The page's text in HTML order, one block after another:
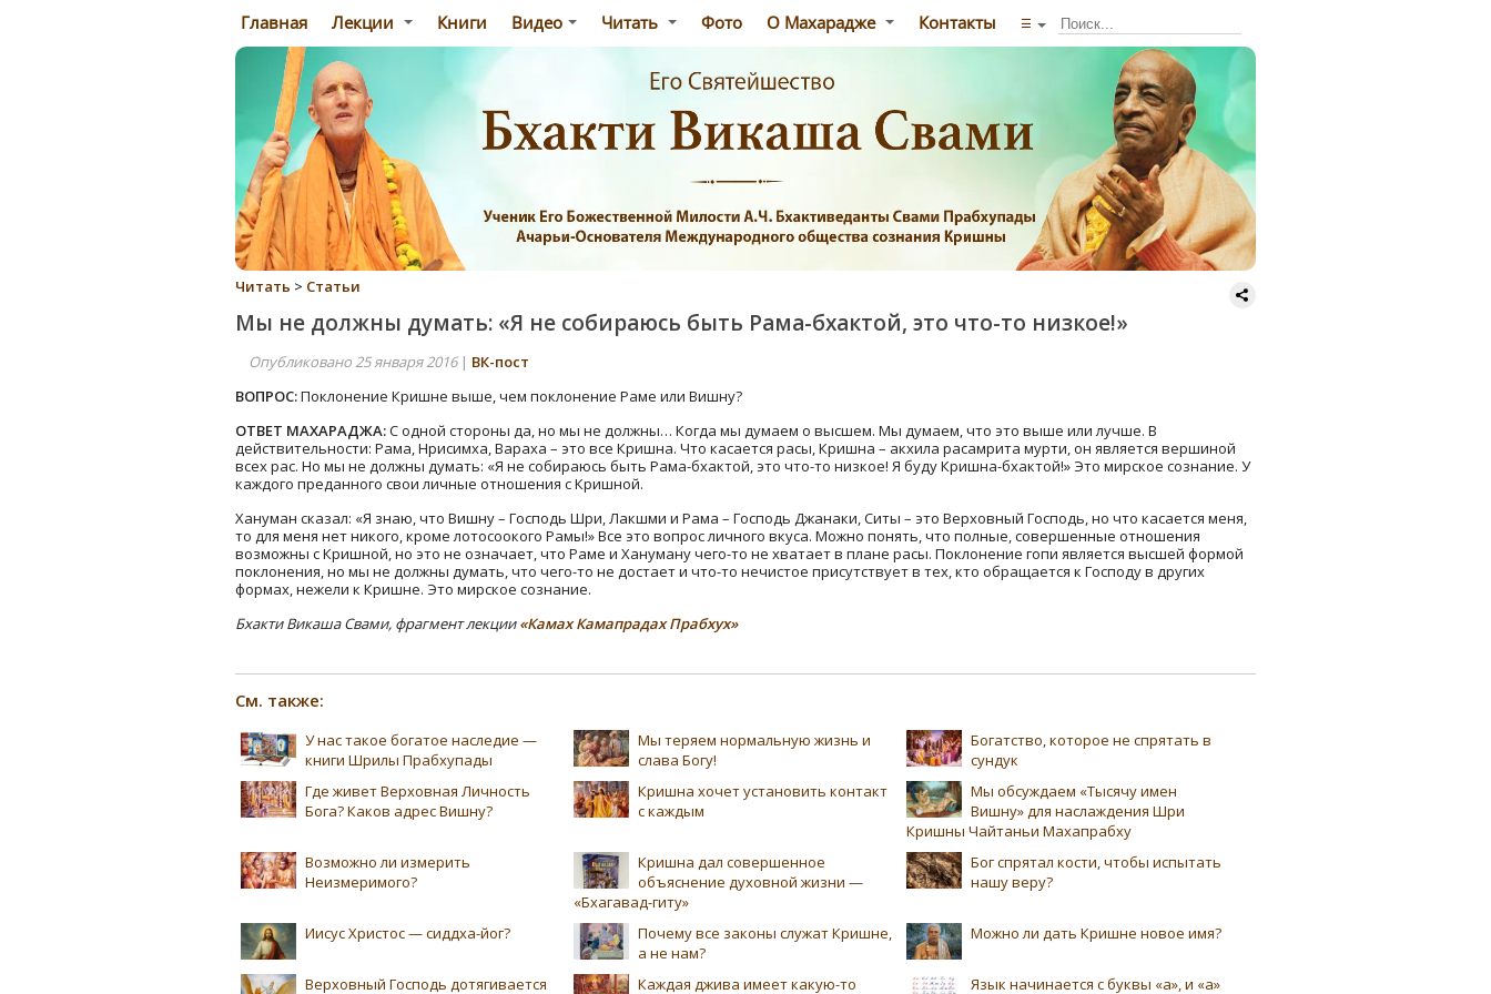
Главная Лекции Книги Видео Читать Фото О Махарадже Контакты ☰
Читать > Статьи
Мы не должны думать: «Я не собираюсь быть Рама-бхактой, это что-то низкое!»
Опубликовано 25 января 2016| ВК-пост
ВОПРОС:Поклонение Кришне выше, чем поклонение Раме или Вишну?
ОТВЕТ МАХАРАДЖА:С одной стороны да, но мы не должны… Когда мы думаем о высшем. Мы думаем, что это выше или лучше. В
действительности: Рама, Нрисимха, Вараха – это все Кришна. Что касается расы, Кришна – акхила расамрита мурти, он является вершиной
всех рас. Но мы не должны думать: «Я не собираюсь быть Рама-бхактой, это что-то низкое! Я буду Кришна-бхактой!» Это мирское сознание. У
каждого преданного свои личные отношения с Кришной.
Хануман сказал: «Я знаю, что Вишну – Господь Шри, Лакшми и Рама – Господь Джанаки, Ситы – это Верховный Господь, но что касается меня,
то для меня нет никого, кроме лотосоокого Рамы!» Все это вопрос личного вкуса. Можно понять, что полные, совершенные отношения
возможны с Кришной, но это не означает, что Раме и Хануману чего-то не хватает в плане расы. Поклонение гопи является высшей формой
поклонения, но мы не должны думать, что чего-то не достает и что-то нечистое присутствует в тех, кто обращается к Господу в других
формах, нежели к Кришне. Это мирское сознание.
Бхакти Викаша Свами, фрагмент лекции«Камах Камапрадах Прабхух»
См. также:
У нас такое богатое наследие —
книги Шрилы Прабхупады
Мы теряем нормальную жизнь и
слава Богу!
Богатство, которое не спрятать в
сундук
Где живет Верховная Личность
Бога? Каков адрес Вишну?
Кришна хочет установить контакт
с каждым
Мы обсуждаем «Тысячу имен
Вишну» для наслаждения Шри
Кришны Чайтаньи Махапрабху
Возможно ли измерить
Неизмеримого?
Кришна дал совершенное
объяснение духовной жизни —
«Бхагавад-гиту»
Бог спрятал кости, чтобы испытать
нашу веру?
Иисус Христос — сиддха-йог?
Почему все законы служат Кришне,
а не нам?
Можно ли дать Кришне новое имя?
Верховный Господь дотягивается Каждая джива имеет какую-то Язык начинается с буквы «а», и «а»